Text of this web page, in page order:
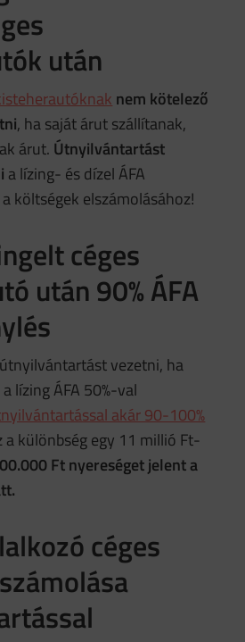
után
nem kötelező
, ha saját árut szállítanak,
árut. Útnyilvántartást
a lízing- és dízel ÁFA
költségek elszámolásához!
céges
után 90% ÁFA
vezetni, ha
lízing ÁFA 50%-val
akár 90-100%
a különbség egy 11 millió Ft-
Ft nyereséget jelent a
céges